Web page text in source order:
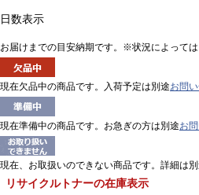
日数表示
お届けまでの目安納期です。※状況によっては
現在欠品中の商品です。入荷予定は別途お問
現在準備中の商品です。お急ぎの方は別途お
現在、お取扱いのできない商品です。詳細は別
リサイクルトナーの在庫表示